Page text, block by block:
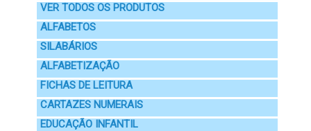
VER TODOS OS PRODUTOS
ALFABETOS
SILABÁRIOS
ALFABETIZAÇÃO
FICHAS DE LEITURA
CARTAZES NUMERAIS
EDUCAÇÃO INFANTIL